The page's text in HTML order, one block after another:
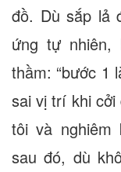
đồ. Dù sắp lả
ứng tự nhiên,
thầm: “bước 1
sai vị trí khi
tôi và nghiêm
sau đó, dù